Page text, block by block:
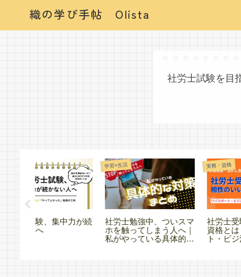
織の学び手帖 Olista
社労士試験を目
実務・資格
社労士受験と相性のいい
資格とは？ITパスポー
ト・ビジ法・行政書士
学習×生活
無職期間にやってよかっ
たこと｜転職経験者の体
験談